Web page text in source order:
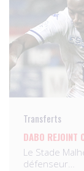
Transferts
DABO REJOINT
Le Stade
défenseur…